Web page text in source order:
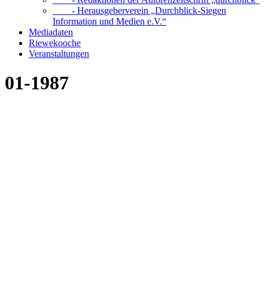
- Herausgeberverein „Durchblick-Siegen
Information und Medien e.V.“
Mediadaten
Riewekooche
Veranstaltungen
01-1987